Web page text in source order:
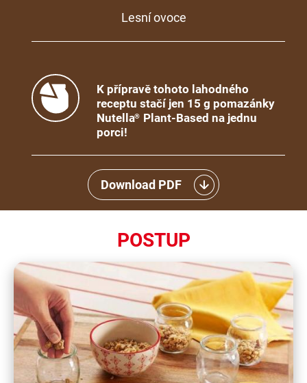
Lesní ovoce
K přípravě tohoto lahodného
receptu stačí jen 15 g pomazánky
Nutella® Plant-Based na jednu
porci!
Download PDF
POSTUP